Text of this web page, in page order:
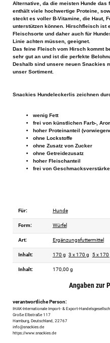
Alternative, da die meisten Hunde das
enthält viele hochwertige Proteine,
steckt es voller B-Vitamine, die Haut,
unterstützen können. Hirschfleisch ist
Fleischsorte und daher auch für
Linie achten müssen, geeignet.
Das feine Fleisch vom Hirsch kommt
sehr gut an und ist die perfekte
Deshalb sind unsere neuen Snackies
unser Sortiment.
Snackies Hundeleckerlis zeichnen
wenig Fett
frei von künstlichen Farb-,
hoher Proteinanteil
ohne Lockstoffe
ohne Zusatz von Zucker
ohne Getreidezusatz
hoher Fleischanteil
frei von
Für: Hunde
Form: Würfel
Art: Ergänzungsfuttermittel
Inhalt: 170 g 3 x 170 g 5 x 170
Inhalt: 170,00 g
Angaben zur
verantwortliche Person:
IHAK-Internationale Import- & Export-
Große Elbstraße 117
Hamburg, Deutschland, 22767
info@snackies.de
https://www.snackies.de